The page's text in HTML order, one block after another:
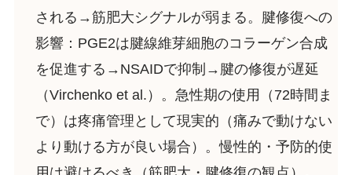
される→筋肥大シグナルが弱まる。腱修復への
影響：PGE2は腱線維芽細胞のコラーゲン合成
を促進する→NSAIDで抑制→腱の修復が遅延
（Virchenko et al.）。急性期の使用（72時間ま
で）は疼痛管理として現実的（痛みで動けない
より動ける方が良い場合）。慢性的・予防的使